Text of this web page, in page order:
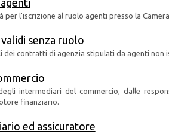
per l'iscrizione al ruolo agenti presso la
senza ruolo
dei contratti di agenzia stipulati da agenti non
intermediari del commercio, dalle
finanziario.
ed assicuratore